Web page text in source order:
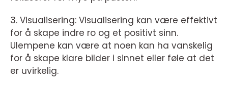
3. Visualisering: Visualisering kan være effektivt
for å skape indre ro og et positivt sinn.
Ulempene kan være at noen kan ha vanskelig
for å skape klare bilder i sinnet eller føle at det
er uvirkelig.